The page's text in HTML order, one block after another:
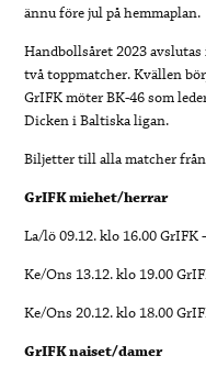
ännu före jul på hemmaplan.
Handbollsåret 2023
två toppmatcher. Kvällen
GrIFK möter BK-46 som
Dicken i Baltiska ligan.
Biljetter till alla matcher
GrIFK miehet/herrar
La/lö 09.12. klo 16.00
Ke/Ons 13.12. klo 19.00
Ke/Ons 20.12. klo 18.00
GrIFK naiset/damer